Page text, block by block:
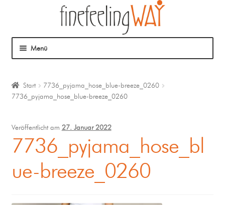
Menü
Mein Angebot
Coaching
Klangmassage
Start
7736_pyjama_hose_blue-breeze_0260
7736_pyjama_hose_blue-breeze_0260
Veröffentlicht am 27. Januar 2022
7736_pyjama_hose_bl
ue-breeze_0260